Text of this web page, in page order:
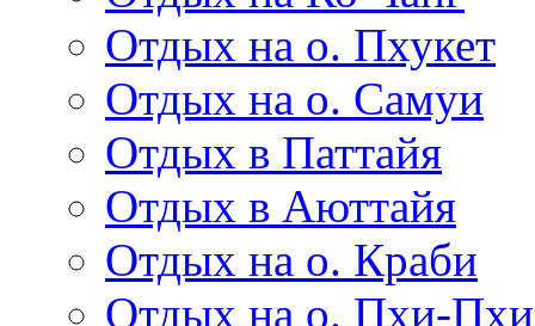
Отдых на о. Пхукет
Отдых на о. Самуи
Отдых в Паттайя
Отдых в Аюттайя
Отдых на о. Краби
Отдых на о. Пхи-Пхи